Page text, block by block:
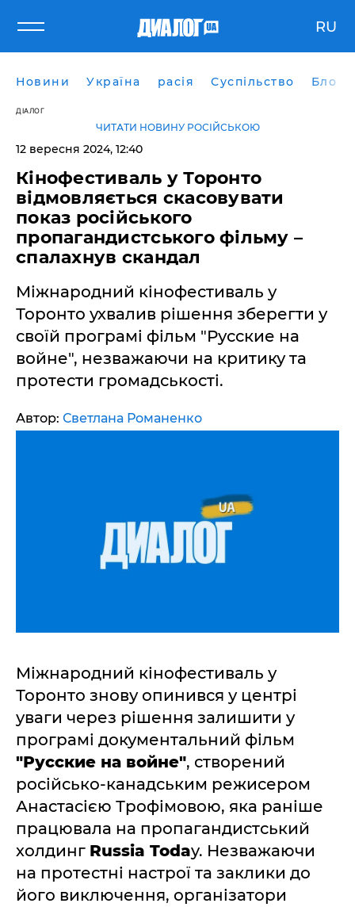
RU
Новини Україна расія Суспільство Блоги
ДІАЛОГ
ЧИТАТИ НОВИНУ РОСІЙСЬКОЮ
12 вересня 2024, 12:40
Кінофестиваль у Торонто
відмовляється скасовувати
показ російського
пропагандистського фільму –
спалахнув скандал
Міжнародний кінофестиваль у
Торонто ухвалив рішення зберегти у
своїй програмі фільм "Русские на
войне", незважаючи на критику та
протести громадськості.
Автор: Светлана Романенко
Міжнародний кінофестиваль у
Торонто знову опинився у центрі
уваги через рішення залишити у
програмі документальний фільм
"Русские на войне", створений
російсько-канадським режисером
Анастасією Трофімовою, яка раніше
працювала на пропагандистський
холдинг Russia Today. Незважаючи
на протестні настрої та заклики до
його виключення, організатори